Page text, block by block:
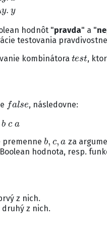
hodnôt "pravda" a "
testovania
kombinátora
t t
,
fa ls
, následovne:
c a
premenne
b
za
hodnota, resp.
z nich.
z nich.